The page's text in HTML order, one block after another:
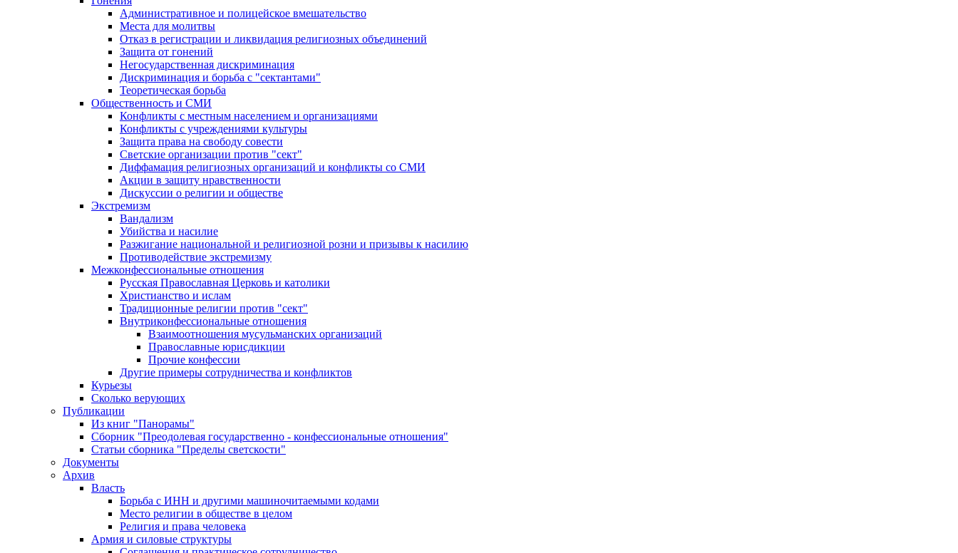
Административное и полицейское вмешательство
Места для молитвы
Отказ в регистрации и ликвидация религиозных объединений
Защита от гонений
Негосударственная дискриминация
Дискриминация и борьба с "сектантами"
Теоретическая борьба
Общественность и СМИ
Конфликты с местным населением и организациями
Конфликты с учреждениями культуры
Защита права на свободу совести
Светские организации против "сект"
Диффамация религиозных организаций и конфликты со СМИ
Акции в защиту нравственности
Дискуссии о религии и обществе
Экстремизм
Вандализм
Убийства и насилие
Разжигание национальной и религиозной розни и призывы к насилию
Противодействие экстремизму
Межконфессиональные отношения
Русская Православная Церковь и католики
Христианство и ислам
Традиционные религии против "сект"
Внутриконфессиональные отношения
Взаимоотношения мусульманских организаций
Православные юрисдикции
Прочие конфессии
Другие примеры сотрудничества и конфликтов
Курьезы
Сколько верующих
Публикации
Из книг "Панорамы"
Сборник "Преодолевая государственно - конфессиональные отношения"
Статьи сборника "Пределы светскости"
Документы
Архив
Власть
Борьба с ИНН и другими машиночитаемыми кодами
Место религии в обществе в целом
Религия и права человека
Армия и силовые структуры